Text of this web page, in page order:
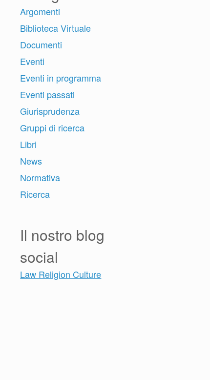
Argomenti
Biblioteca Virtuale
Documenti
Eventi
Eventi in programma
Eventi passati
Giurisprudenza
Gruppi di ricerca
Libri
News
Normativa
Ricerca
Il nostro blog
social
Law Religion Culture